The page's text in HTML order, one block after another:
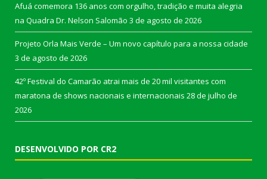
Afuá comemora 136 anos com orgulho, tradição e muita alegria
na Quadra Dr. Nelson Salomão 3 de agosto de 2026
Projeto Orla Mais Verde – Um novo capítulo para a nossa cidade
3 de agosto de 2026
42º Festival do Camarão atrai mais de 20 mil visitantes com
maratona de shows nacionais e internacionais 28 de julho de
2026
DESENVOLVIDO POR CR2